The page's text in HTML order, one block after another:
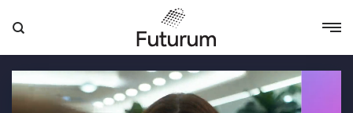
Futurum Hradec Králové
Pozastavit automatické posouvání